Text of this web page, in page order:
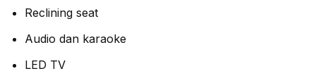
Reclining seat
Audio dan karaoke
LED TV